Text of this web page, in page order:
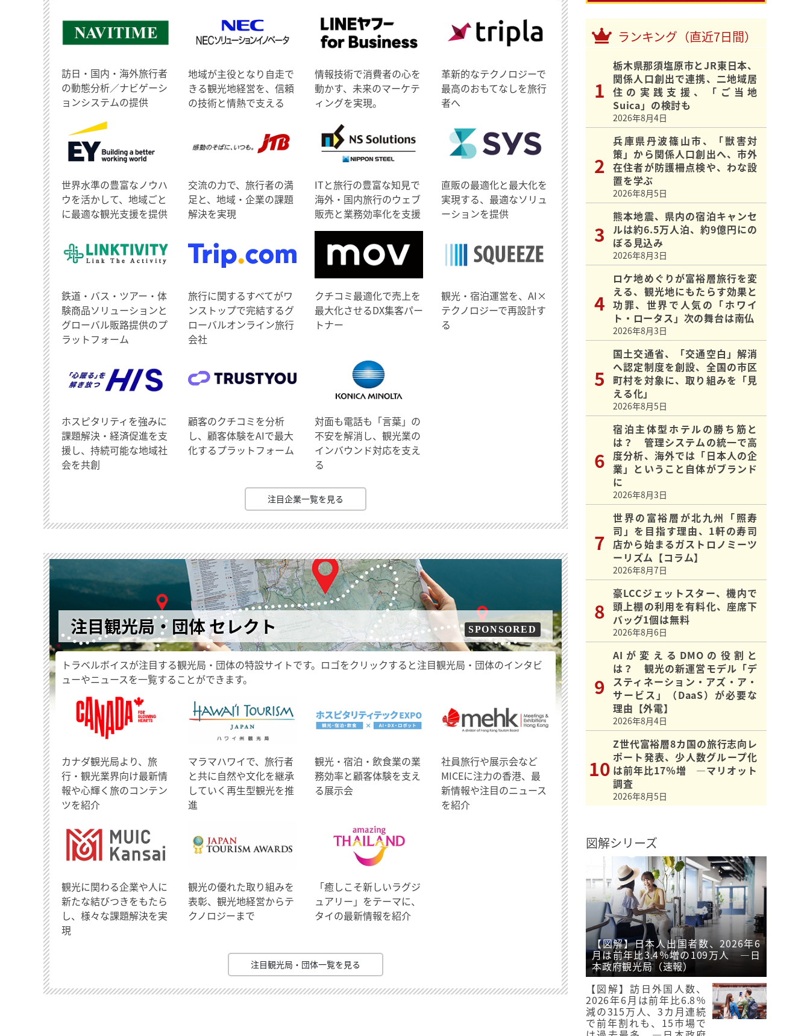
訪日・国内・海外旅行者
の動態分析／ナビゲーシ
ョンシステムの提供
地域が主役となり自走で
きる観光地経営を、信頼
の技術と情熱で支える
情報技術で消費者の心を
動かす、未来のマーケテ
ィングを実現。
革新的なテクノロジーで
最高のおもてなしを旅行
者へ
世界水準の豊富なノウハ
ウを活かして、地域ごと
に最適な観光支援を提供
交流の力で、旅行者の満
足と、地域・企業の課題
解決を実現
ITと旅行の豊富な知見で
海外・国内旅行のウェブ
販売と業務効率化を支援
直販の最適化と最大化を
実現する、最適なソリュ
ーションを提供
鉄道・バス・ツアー・体
験商品ソリューションと
グローバル販路提供のプ
ラットフォーム
旅行に関するすべてがワ
ンストップで完結するグ
ローバルオンライン旅行
会社
クチコミ最適化で売上を
最大化させるDX集客パー
トナー
観光・宿泊運営を、AI×
テクノロジーで再設計す
る
ホスピタリティを強みに
課題解決・経済促進を支
援し、持続可能な地域社
会を共創
顧客のクチコミを分析
し、顧客体験をAIで最大
化するプラットフォーム
対面も電話も「言葉」の
不安を解消し、観光業の
インバウンド対応を支え
る
注目企業一覧を見る
注目観光局・団体 セレクト SPONSORED
トラベルボイスが注目する観光局・団体の特設サイトです。ロゴをクリックすると注目観光局・団体のインタビ
ューやニュースを一覧することができます。
​カナダ観光局より、旅
行・観光業界向け最新情
報や心輝く旅のコンテン
ツを紹介
マラマハワイで、旅行者
と共に自然や文化を継承
していく再生型観光を推
進
観光・宿泊・飲食業の業
務効率と顧客体験を支え
る展示会
社員旅行や展示会など
MICEに注力の香港、最
新情報や注目のニュース
を紹介
観光に関わる企業や人に
新たな結びつきをもたら
し、様々な課題解決を実
現
観光の優れた取り組みを
表彰、観光地経営からテ
クノロジーまで
「癒しこそ新しいラグジ
ュアリー」をテーマに、
タイの最新情報を紹介
注目観光局・団体一覧を見る
ランキング（直近7日間）
栃木県那須塩原市とJR東日本、
関係人口創出で連携、二地域居
住の実践支援、「ご当地
Suica」の検討も
2026年8月4日
兵庫県丹波篠山市、「獣害対
策」から関係人口創出へ、市外
在住者が防護柵点検や、わな設
置を学ぶ
2026年8月5日
熊本地震、県内の宿泊キャンセ
ルは約6.5万人泊、約9億円にの
ぼる見込み
2026年8月3日
ロケ地めぐりが富裕層旅行を変
える、観光地にもたらす効果と
功罪、世界で人気の「ホワイ
ト・ロータス」次の舞台は南仏
2026年8月3日
国土交通省、「交通空白」解消
へ認定制度を創設、全国の市区
町村を対象に、取り組みを「見
える化」
2026年8月5日
宿泊主体型ホテルの勝ち筋と
は？ 管理システムの統一で高
度分析、海外では「日本人の企
業」ということ自体がブランド
に
2026年8月3日
世界の富裕層が北九州「照寿
司」を目指す理由、1軒の寿司
店から始まるガストロノミーツ
ーリズム【コラム】
2026年8月7日
豪LCCジェットスター、機内で
頭上棚の利用を有料化、座席下
バッグ1個は無料
2026年8月6日
AIが変えるDMOの役割と
は？ 観光の新運営モデル「デ
スティネーション・アズ・ア・
サービス」（DaaS）が必要な
理由【外電】
2026年8月4日
Z世代富裕層8カ国の旅行志向レ
ポート発表、少人数グループ化
は前年比17％増 ―マリオット
調査
2026年8月5日
図解シリーズ
【図解】日本人出国者数、2026年6
月は前年比3.4％増の109万人 ―日
本政府観光局（速報）
【図解】訪日外国人数、
2026年6月は前年比6.8％
減の315万人、3カ月連続
で前年割れも、15市場で